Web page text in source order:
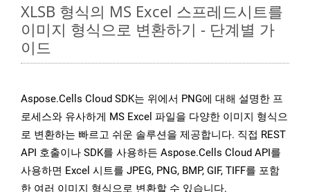
XLSB 형식의 MS Excel 스프레드시트를
이미지 형식으로 변환하기 - 단계별 가
이드
Aspose.Cells Cloud SDK는 위에서 PNG에 대해 설명한 프
로세스와 유사하게 MS Excel 파일을 다양한 이미지 형식으
로 변환하는 빠르고 쉬운 솔루션을 제공합니다. 직접 REST
API 호출이나 SDK를 사용하든 Aspose.Cells Cloud API를
사용하면 Excel 시트를 JPEG, PNG, BMP, GIF, TIFF를 포함
한 여러 이미지 형식으로 변환할 수 있습니다.